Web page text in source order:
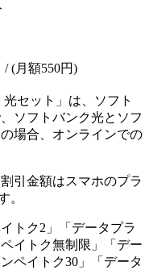
(月額550円)
セット」は、ソフト
ソフトバンク光とソフ
場合、オンラインでの
引金額はスマホのプラ
。
トク2」「データプラ
イトク無制限」「デー
ペイトク30」「データ